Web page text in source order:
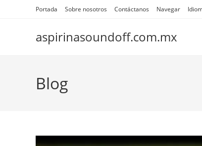
Portada Sobre nosotros Contáctanos Navegar
aspirinasoundoff.com.mx
Blog